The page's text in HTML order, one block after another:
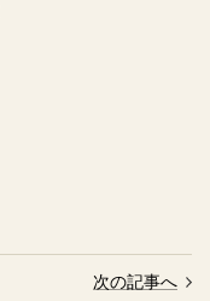
次の記事へ